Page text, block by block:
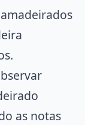
as notas